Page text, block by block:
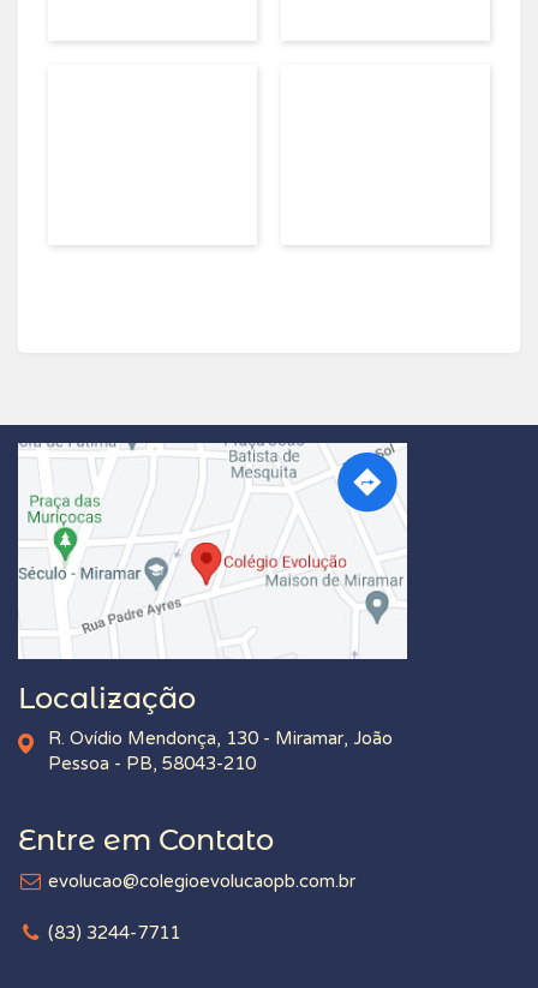
Localização
R. Ovídio Mendonça, 130 - Miramar, João
Pessoa - PB, 58043-210
Entre em Contato
evolucao@colegioevolucaopb.com.br
(83) 3244-7711